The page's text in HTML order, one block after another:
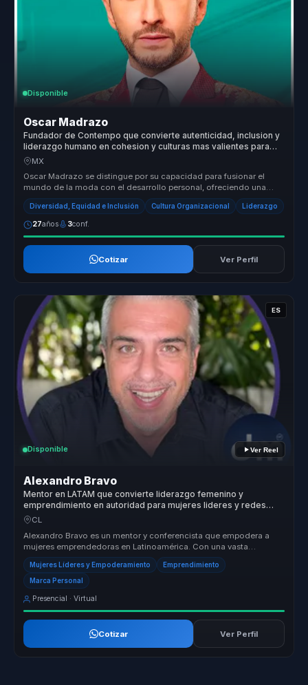
Disponible
Oscar Madrazo
Fundador de Contempo que convierte autenticidad, inclusion y
liderazgo humano en cohesion y culturas mas valientes para
empresas y equipos.
MX
Oscar Madrazo se distingue por su capacidad para fusionar el
mundo de la moda con el desarrollo personal, ofreciendo una
propuesta de val...
Diversidad, Equidad e Inclusión Cultura Organizacional Liderazgo
27años 3conf.
Cotizar Ver Perfil
ES
Disponible Ver Reel
Alexandro Bravo
Mentor en LATAM que convierte liderazgo femenino y
emprendimiento en autoridad para mujeres lideres y redes
empresariales.
CL
Alexandro Bravo es un mentor y conferencista que empodera a
mujeres emprendedoras en Latinoamérica. Con una vasta
experiencia y formación...
Mujeres Líderes y Empoderamiento Emprendimiento
Marca Personal
Presencial · Virtual
Cotizar Ver Perfil